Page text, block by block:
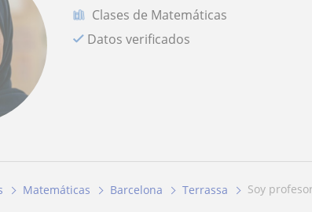
Clases de Matemáticas
Datos verificados
Matemáticas Barcelona Terrassa soy